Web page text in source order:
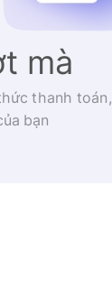
mà
thanh toán,
bạn